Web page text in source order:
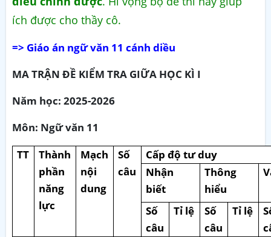
ích được cho thầy cô.
=> Giáo án ngữ văn 11 cánh diều
MA TRẬN ĐỀ KIỂM TRA GIỮA HỌC KÌ I
Năm học: 2025-2026
Môn: Ngữ văn 11
TT
Thành
phần
năng
lực
Mạch
nội
dung
Số
câu
Cấp độ tư duy
Nhận
biết
Thông
hiểu
Số
câu
Tỉ lệ
Số
câu
Tỉ lệ